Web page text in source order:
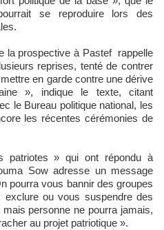
se reproduire lors des
la prospective à Pastef rappelle
reprises, tenté de contrer
en garde contre une dérive
», indique le texte, citant
le Bureau politique national, les
les récentes cérémonies de
patriotes » qui ont répondu à
Sow adresse un message
pourra vous bannir des groupes
exclure ou vous suspendre des
personne ne pourra jamais,
au projet patriotique ».